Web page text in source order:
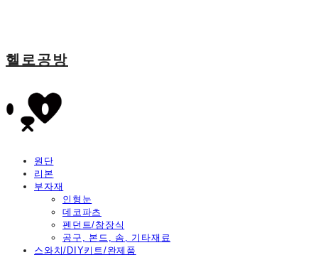
헬로공방
원단
리본
부자재
인형눈
데코파츠
펜던트/참장식
공구, 본드, 솜, 기타재료
스와치/DIY키트/완제품